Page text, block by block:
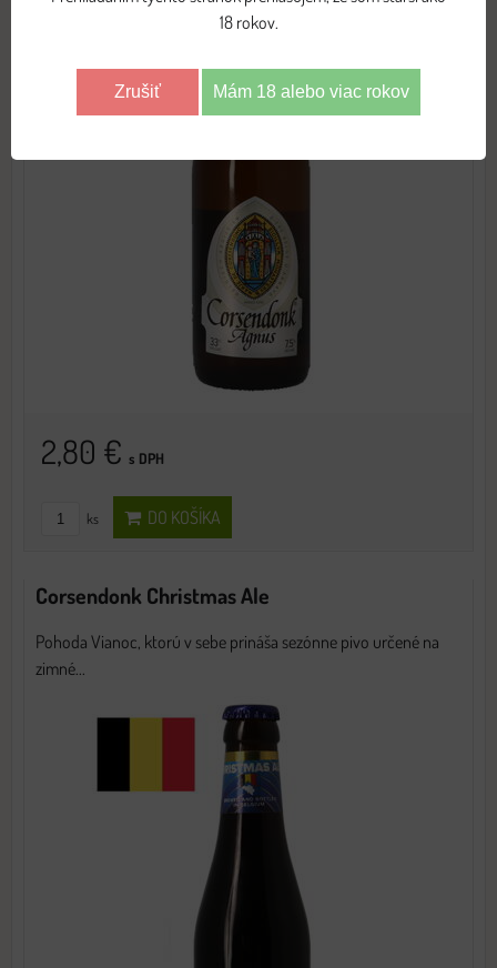
2,80 € s DPH
ks DO KOŠÍKA
Corsendonk Christmas Ale
Pohoda Vianoc, ktorú v sebe prináša sezónne pivo určené na
zimné...
18 rokov.
Zrušiť Mám 18 alebo viac rokov